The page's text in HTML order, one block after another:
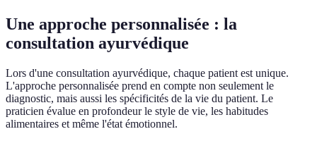
Une approche personnalisée : la
consultation ayurvédique
Lors d'une consultation ayurvédique, chaque patient est unique.
L'approche personnalisée prend en compte non seulement le
diagnostic, mais aussi les spécificités de la vie du patient. Le
praticien évalue en profondeur le style de vie, les habitudes
alimentaires et même l'état émotionnel.